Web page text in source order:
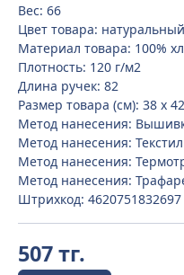
Вес: 66
Цвет товара: натуральный
Материал товара: 100%
Плотность: 120 г/м2
Длина ручек: 82
Размер товара (см): 38 х 42
Метод нанесения:
Метод нанесения:
Метод нанесения:
Метод нанесения:
Штрихкод: 4620751832697
507 тг.